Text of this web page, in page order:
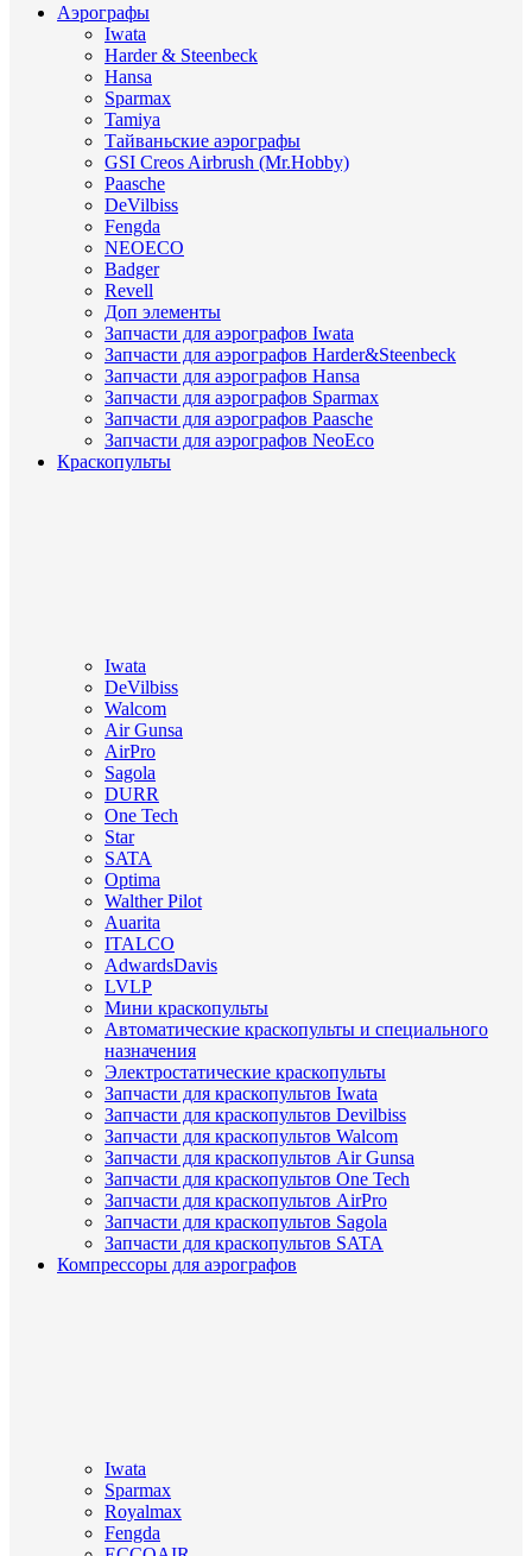
Аэрографы
Iwata
Harder & Steenbeck
Hansa
Sparmax
Tamiya
Тайваньские аэрографы
GSI Creos Airbrush (Mr.Hobby)
Paasche
DeVilbiss
Fengda
NEOECO
Badger
Revell
Доп элементы
Запчасти для аэрографов Iwata
Запчасти для аэрографов Harder&Steenbeck
Запчасти для аэрографов Hansa
Запчасти для аэрографов Sparmax
Запчасти для аэрографов Paasche
Запчасти для аэрографов NeoEco
Краскопульты
Iwata
DeVilbiss
Walcom
Air Gunsa
AirPro
Sagola
DURR
One Tech
Star
SATA
Optima
Walther Pilot
Auarita
ITALCO
AdwardsDavis
LVLP
Мини краскопульты
Автоматические краскопульты и специального
назначения
Электростатические краскопульты
Запчасти для краскопультов Iwata
Запчасти для краскопультов Devilbiss
Запчасти для краскопультов Walcom
Запчасти для краскопультов Air Gunsa
Запчасти для краскопультов One Tech
Запчасти для краскопультов AirPro
Запчасти для краскопультов Sagola
Запчасти для краскопультов SATA
Компрессоры для аэрографов
Iwata
Sparmax
Royalmax
Fengda